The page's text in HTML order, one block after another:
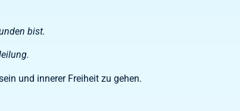
bist.
und innerer Freiheit zu gehen.